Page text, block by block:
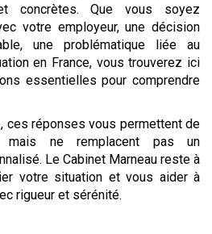
concrètes. Que vous soyez
votre employeur, une décision
une problématique liée au
en France, vous trouverez ici
essentielles pour comprendre
ces réponses vous permettent de
mais ne remplacent pas un
Le Cabinet Marneau reste à
votre situation et vous aider à
rigueur et sérénité.